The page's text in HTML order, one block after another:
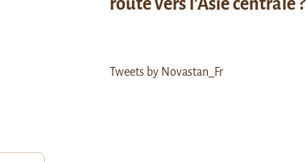
Tweets by Novastan_Fr